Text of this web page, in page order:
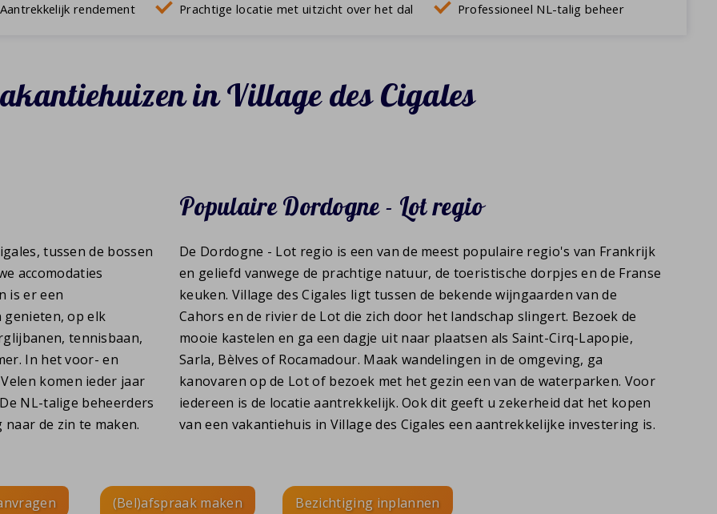
Aantrekkelijk rendement Prachtige locatie met uitzicht over het dal Professioneel NL-talig beheer
in Village des Cigales
tussen de bossen
accomodaties
is er een
genieten, op elk
tennisbaan,
In het voor- en
komen ieder jaar
NL-talige beheerders
de zin te maken.
Populaire Dordogne - Lot regio
De Dordogne - Lot regio is een van de meest populaire regio's van Frankrijk
en geliefd vanwege de prachtige natuur, de toeristische dorpjes en de Franse
keuken. Village des Cigales ligt tussen de bekende wijngaarden van de
Cahors en de rivier de Lot die zich door het landschap slingert. Bezoek de
mooie kastelen en ga een dagje uit naar plaatsen als Saint-Cirq-Lapopie,
Sarla, Bèlves of Rocamadour. Maak wandelingen in de omgeving, ga
kanovaren op de Lot of bezoek met het gezin een van de waterparken. Voor
iedereen is de locatie aantrekkelijk. Ook dit geeft u zekerheid dat het kopen
van een vakantiehuis in Village des Cigales een aantrekkelijke investering is.
(Bel)afspraak maken Bezichtiging inplannen